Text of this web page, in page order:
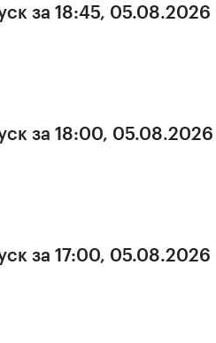
за 18:45, 05.08.2026
за 18:00, 05.08.2026
за 17:00, 05.08.2026